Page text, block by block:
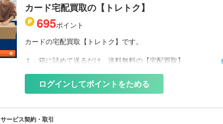
カード宅配買取の【トレトク】
695ポイント
カードの宅配買取【トレトク】です。
１．箱に詰めて送るだけ、送料無料の【宅配買取】
・手数料は完全無料です。
・スリーブやファイルに入ったままでも買取OKです。
・カードは一枚一枚、キズや折れがつかないように丁寧に査定
ログインしてポイントをためる
サービス契約・取引